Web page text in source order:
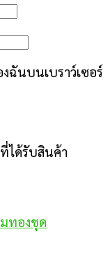
ฉันบนเบราว์เซอร์
ได้รับสินค้า